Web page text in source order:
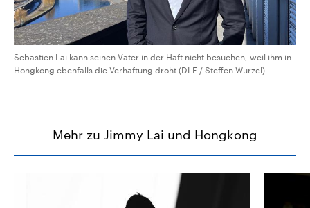
Sebastien Lai kann seinen Vater in der Haft nicht besuchen, weil ihm in
Hongkong ebenfalls die Verhaftung droht (DLF / Steffen Wurzel)
Mehr zu Jimmy Lai und Hongkong